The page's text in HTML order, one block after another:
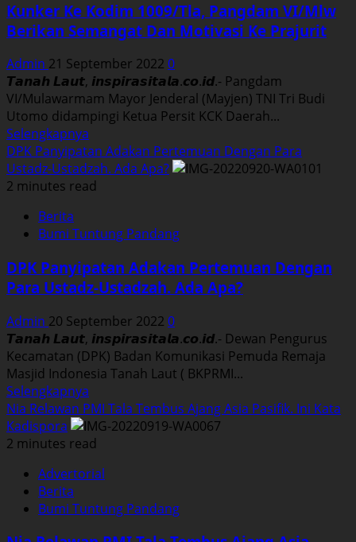
Kunker Ke Kodim 1009/Tla, Pangdam VI/Mlw
Berikan Semangat Dan Motivasi Ke Prajurit
Admin 21 September 2022 0
𝙏𝙖𝙣𝙖𝙝 𝙇𝙖𝙪𝙩, 𝙞𝙣𝙨𝙥𝙞𝙧𝙖𝙨𝙞𝙩𝙖𝙡𝙖.𝙘𝙤.𝙞𝙙.- Pangdam
VI/Mulawarmam Mayor Jenderal (Mayjen) TNI Tri Budi
Utomo didampingi Ketua Persit KCK Daerah...
Selengkapnya
more
about
Kunker
1009/Tla,
VI/Mlw
Berikan
Dan
Motivasi
Ke
Prajurit
DPK Panyipatan Adakan Pertemuan Dengan Para
Ustadz-Ustadzah. Ada Apa?
2 minutes read
Berita
Bumi Tuntung Pandang
DPK Panyipatan Adakan Pertemuan Dengan
Para Ustadz-Ustadzah. Ada Apa?
Admin 20 September 2022 0
𝙏𝙖𝙣𝙖𝙝 𝙇𝙖𝙪𝙩, 𝙞𝙣𝙨𝙥𝙞𝙧𝙖𝙨𝙞𝙩𝙖𝙡𝙖.𝙘𝙤.𝙞𝙙.- Dewan Pengurus
Kecamatan (DPK) Badan Komunikasi Pemuda Remaja
Masjid Indonesia Tanah Laut ( BKPRMI...
Selengkapnya
more
about
DPK
Adakan
Dengan
Nia Relawan PMI Tala Tembus Ajang Asia Pasifik. Ini Kata
Kadispora
2 minutes read
Advertorial
Berita
Bumi Tuntung Pandang